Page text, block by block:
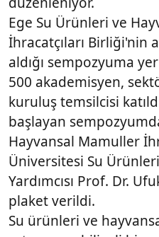
Ege Su Ürünleri ve
İhracatçıları Birliği'nin
aldığı sempozyuma
500 akademisyen,
kuruluş temsilcisi
başlayan
Hayvansal Mamuller
Üniversitesi Su
Yardımcısı Prof. Dr.
plaket verildi.
Su ürünleri ve